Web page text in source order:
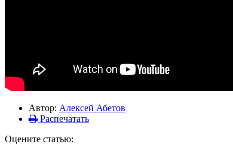
Автор: Алексей Абетов
Распечатать
Оцените статью: